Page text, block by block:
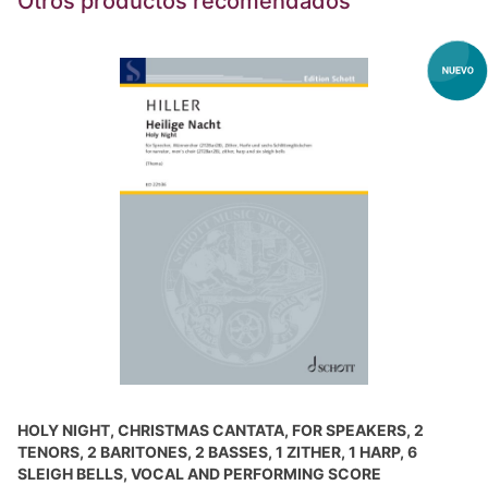
HOLY NIGHT, CHRISTMAS CANTATA, FOR SPEAKERS, 2
TENORS, 2 BARITONES, 2 BASSES, 1 ZITHER, 1 HARP, 6
SLEIGH BELLS, VOCAL AND PERFORMING SCORE